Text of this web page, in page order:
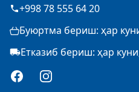
+998 78 555 64 20
Буюртма бериш: ҳар
Етказиб бериш: ҳар
FacebookInstagram